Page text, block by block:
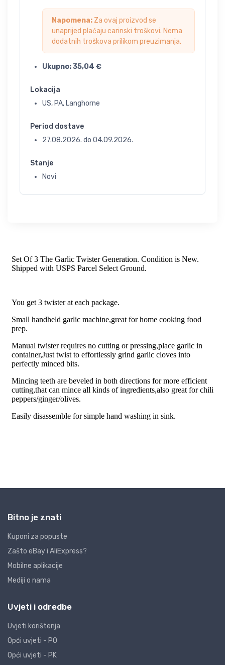
Napomena: Za ovaj proizvod se
unaprijed plaćaju carinski troškovi. Nema
dodatnih troškova prilikom preuzimanja.
Ukupno:35,04 €
Lokacija
US, PA, Langhorne
Period dostave
27.08.2026. do 04.09.2026.
Stanje
Novi
Bitno je znati
Kuponi za popuste
Zašto eBay i AliExpress?
Mobilne aplikacije
Mediji o nama
Uvjeti i odredbe
Uvjeti korištenja
Opći uvjeti - PO
Opći uvjeti - PK